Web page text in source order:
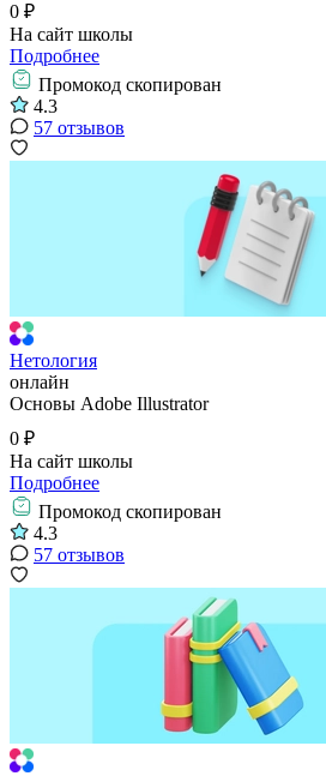
0 ₽
На сайт школы
Подробнее
Промокод скопирован
4.3
57 отзывов
Нетология
онлайн
Основы Adobe Illustrator
0 ₽
На сайт школы
Подробнее
Промокод скопирован
4.3
57 отзывов